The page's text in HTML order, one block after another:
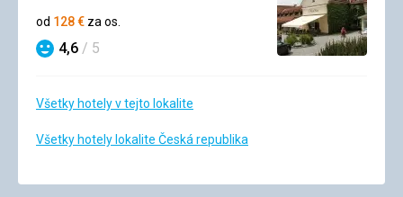
4/5
od 128€ za os.
Hodnotenie
4,6 / 5
Všetky hotely v tejto lokalite
Všetky hotely lokalite Česká republika